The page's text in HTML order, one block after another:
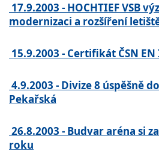
17.9.2003 - HOCHTIEF VSB
modernizaci a rozšíření
15.9.2003 - Certifikát ČSN EN
4.9.2003 - Divize 8 úspěšně
Pekařská
26.8.2003 - Budvar aréna si
roku